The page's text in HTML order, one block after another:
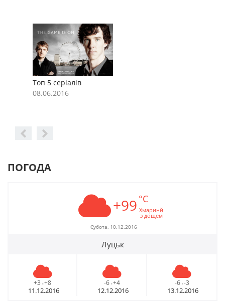
Топ 5 серіалів
08.06.2016
ПОГОДА
+99 °C
Хмаринй
з дощем
Субота, 10.12.2016
Луцьк
+3 - +8
11.12.2016
-6 - +4
12.12.2016
-6 - -3
13.12.2016